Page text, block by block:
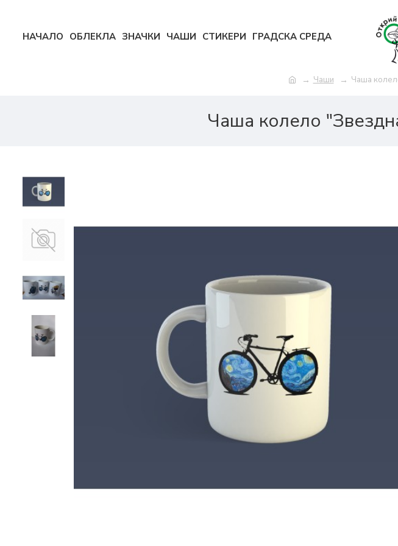
НАЧАЛО ОБЛЕКЛА ЗНАЧКИ ЧАШИ СТИКЕРИ ГРАДСКА СРЕДА
Чаши Чаша
Чаша колело